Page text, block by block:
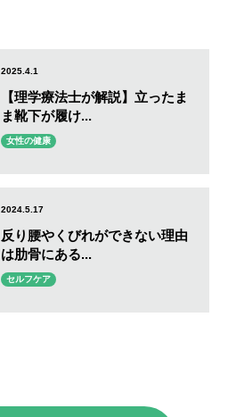
2024.5.17
反り腰やくびれができない理由
は肋骨にある...
セルフケア
2025.4.1
【理学療法士が解説】立ったま
ま靴下が履け...
女性の健康